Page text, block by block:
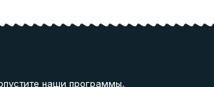
наши программы,